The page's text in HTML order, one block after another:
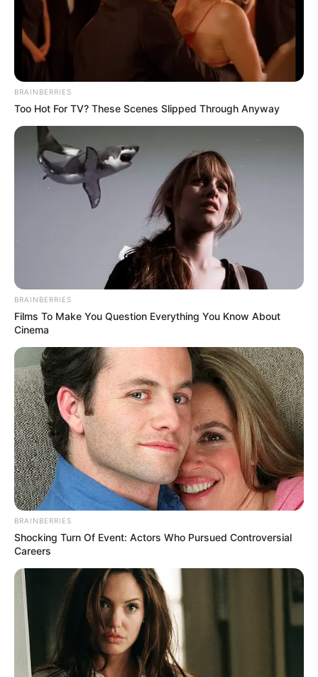
$30k In Debt Relief Scandal: What Financial
Institutions Quietly Conceal
This New Will Give You An Erection After +45
MEDVI
$20,000 In Personal Debt? You're Being Bleed Dry
Every Single Month
JG WENTWORTH
BRAINBERRIES
Too Hot For TV? These Scenes Slipped Through Anyway
BRAINBERRIES
Films To Make You Question Everything You Know About
Cinema
BRAINBERRIES
Shocking Turn Of Event: Actors Who Pursued Controversial
Careers